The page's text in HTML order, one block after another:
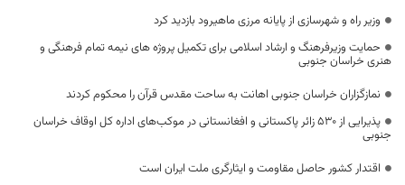
وزیر راه و شهرسازی از پایانه مرزی ماهیرود بازدید کرد
حمایت وزیرفرهنگ و ارشاد اسلامی برای تکمیل پروژه های نیمه تمام فرهنگی و
هنری خراسان جنوبی
نمازگزاران خراسان جنوبی اهانت به ساحت مقدس قرآن را محکوم کردند
پذیرایی از ۵۳۰ زائر پاکستانی و افغانستانی در موکب‌های اداره کل اوقاف خراسان
جنوبی
اقتدار کشور حاصل مقاومت و ایثارگری ملت ایران است